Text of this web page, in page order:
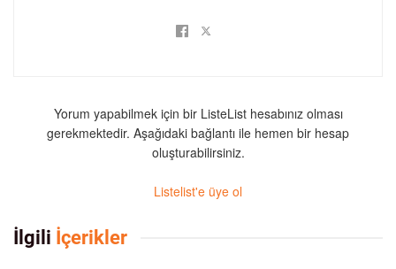
Yorum yapabilmek için bir ListeList hesabınız olması
gerekmektedir. Aşağıdaki bağlantı ile hemen bir hesap
oluşturabilirsiniz.
Listelist'e üye ol
İlgili İçerikler